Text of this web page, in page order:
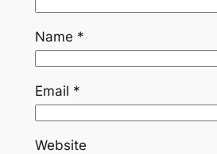
Name *
Email *
Website